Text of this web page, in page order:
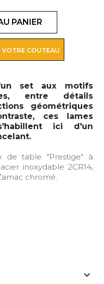
PANIER
VOTRE COUTEAU
set aux motifs
entre détails
géométriques
ces lames
ici d'un
de table "Prestige" à
inoxydable 2CR14,
chromé.
expand_more